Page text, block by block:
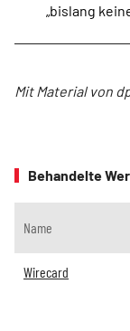
„bislang
Mit Material von
Behandelte
Name
Wirecard